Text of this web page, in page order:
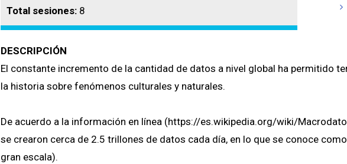
Total sesiones: 8
DESCRIPCIÓN
El constante incremento de la cantidad de datos a nivel global ha permitido
la historia sobre fenómenos culturales y naturales.
De acuerdo a la información en línea (https://es.wikipedia.org/wiki/
se crearon cerca de 2.5 trillones de datos cada día, en lo que se conoce
gran escala).